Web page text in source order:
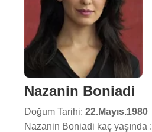
Nazanin Boniadi
Doğum Tarihi: 22.Mayıs.1980
Nazanin Boniadi kaç yaşında :